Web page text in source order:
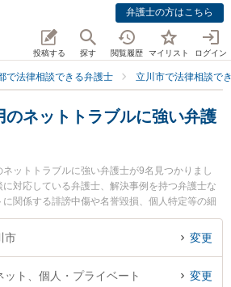
弁護士の方はこちら
投稿する 探す 閲覧履歴 マイリスト ログイン
で法律相談できる弁護士 立川市で法律相談で
のネットトラブルに強い弁護
ットトラブルに強い弁護士が9名見つかりまし
対応している弁護士、解決事例を持つ弁護士な
関係する誹謗中傷や名誉毀損、個人特定等の細
き便利です。特に大澤法律事務所の大澤 一雄弁
所の藍原 義章弁護士、もえぎ法律事務所の草皆 楓
利用のネットトラブルのトラブル解決の実績豊富
市 変更
ット、個人・プライベート 変更